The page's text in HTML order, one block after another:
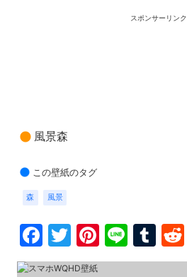
スポンサーリンク
風景森
この壁紙のタグ
森 風景
Facebook
TwitterLine